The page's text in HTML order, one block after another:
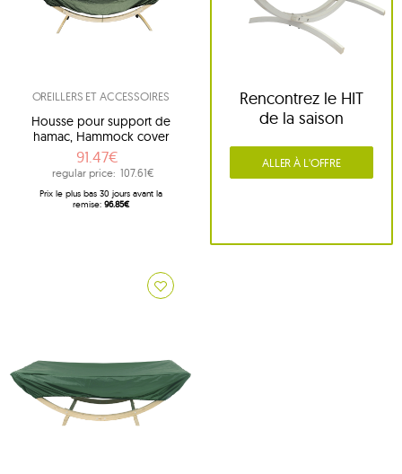
OREILLERS ET ACCESSOIRES
Housse pour support de
hamac, Hammock cover
91.47€
regular price: 107.61€
Prix ​​le plus bas 30 jours avant la
remise: 96.85€
Rencontrez le HIT
de la saison
ALLER À L'OFFRE